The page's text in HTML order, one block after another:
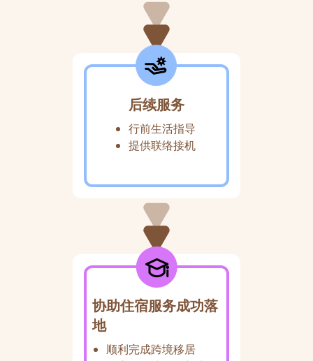
后续服务
行前生活指导
提供联络接机
协助住宿服务成功落
地
顺利完成跨境移居